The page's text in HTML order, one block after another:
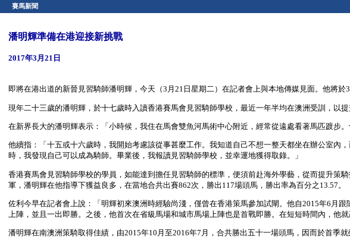
賽馬新聞
潘明輝準備在港迎接新挑戰
2017年3月21日
即將在港出道的新晉見習騎師潘明輝，今天（3月21日星期二）在記者會上與本地傳媒見面。他將
現年二十三歲的潘明輝，於十七歲時入讀香港賽馬會見習騎師學校，最近一年半均在澳洲受訓，以提
在新界長大的潘明輝表示：「小時候，我住在馬會雙魚河馬術中心附近，經常從遠處看著馬匹踱步
他續指：「十五或十六歲時，我開始考慮該從事甚麼工作。我知道自己不想一整天都坐在辦公室
時，我發現自己可以成為騎師。畢業後，我報讀見習騎師學校，並幸運地獲得取錄。」
香港賽馬會見習騎師學校的學員，如能達到擔任見習騎師的標準，便須前赴海外學藝，從而提升
軍，潘明輝在他指導下獲益良多，在當地合共出賽862次，勝出117場頭馬，勝出率為百分之13.57。
佐利今早在記者會上說：「明輝初來澳洲時經驗尚淺，僅曾在香港策馬參加試閘。他自2015年6月
上陣，並且一出即勝。之後，他首次在省級馬場和城市馬場上陣也是首戰即勝。在短短時間內，他
潘明輝在南澳洲策騎取得佳績，由2015年10月至2016年7月，合共勝出五十一場頭馬，因而於首季